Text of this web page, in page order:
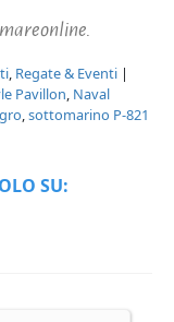
, Regate & Eventi |
Pavillon, Naval
,sottomarino P-821
SU: